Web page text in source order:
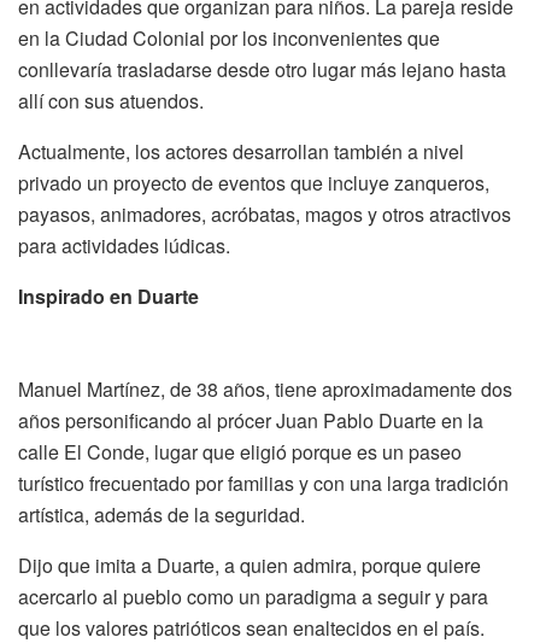
en actividades que organizan para niños. La pareja reside
en la Ciudad Colonial por los inconvenientes que
conllevaría trasladarse desde otro lugar más lejano hasta
allí con sus atuendos.
Actualmente, los actores desarrollan también a nivel
privado un proyecto de eventos que incluye zanqueros,
payasos, animadores, acróbatas, magos y otros atractivos
para actividades lúdicas.
Inspirado en Duarte
Manuel Martínez, de 38 años, tiene aproximadamente dos
años personificando al prócer Juan Pablo Duarte en la
calle El Conde, lugar que eligió porque es un paseo
turístico frecuentado por familias y con una larga tradición
artística, además de la seguridad.
Dijo que imita a Duarte, a quien admira, porque quiere
acercarlo al pueblo como un paradigma a seguir y para
que los valores patrióticos sean enaltecidos en el país.